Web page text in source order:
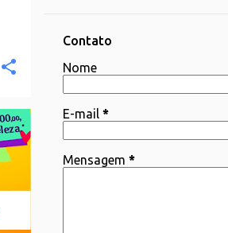
05/25 - 06/01
05/18 - 05/25
05/11 - 05/18
05/04 - 05/11
Contato
Nome
E-mail *
Mensagem *